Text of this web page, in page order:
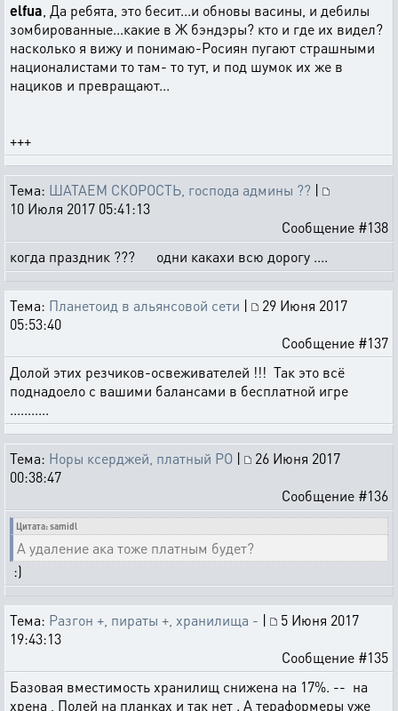
elfua , Да ребята, это бесит...и обновы васины, и дебилы
зомбированные...какие в Ж бэндэры? кто и где их видел?
насколько я вижу и понимаю-Росиян пугают страшными
националистами то там- то тут, и под шумок их же в
нациков и превращают...
+++
Тема: ШАТАЕМ СКОРОСТЬ, господа админы ?? |
10 Июля 2017 05:41:13
Сообщение #138
когда праздник ??? одни какахи всю дорогу ....
Тема: Планетоид в альянсовой сети |
29 Июня 2017
05:53:40
Сообщение #137
Долой этих резчиков-освеживателей !!! Так это всё
поднадоело с вашими балансами в бесплатной игре
...........
Тема: Норы ксерджей, платный РО |
26 Июня 2017
00:38:47
Сообщение #136
Цитата: samidl
А удаление ака тоже платным будет?
:)
Тема: Разгон +, пираты +, хранилища - |
5 Июня 2017
19:43:13
Сообщение #135
Базовая вместимость хранилищ снижена на 17%. -- на
хрена , Полей на планках и так нет . А тераформеры уже